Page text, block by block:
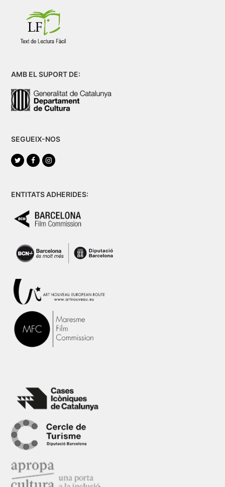
AMB EL SUPORT DE:
SEGUEIX-NOS
TwitterFacebookInstagram
ENTITATS ADHERIDES: